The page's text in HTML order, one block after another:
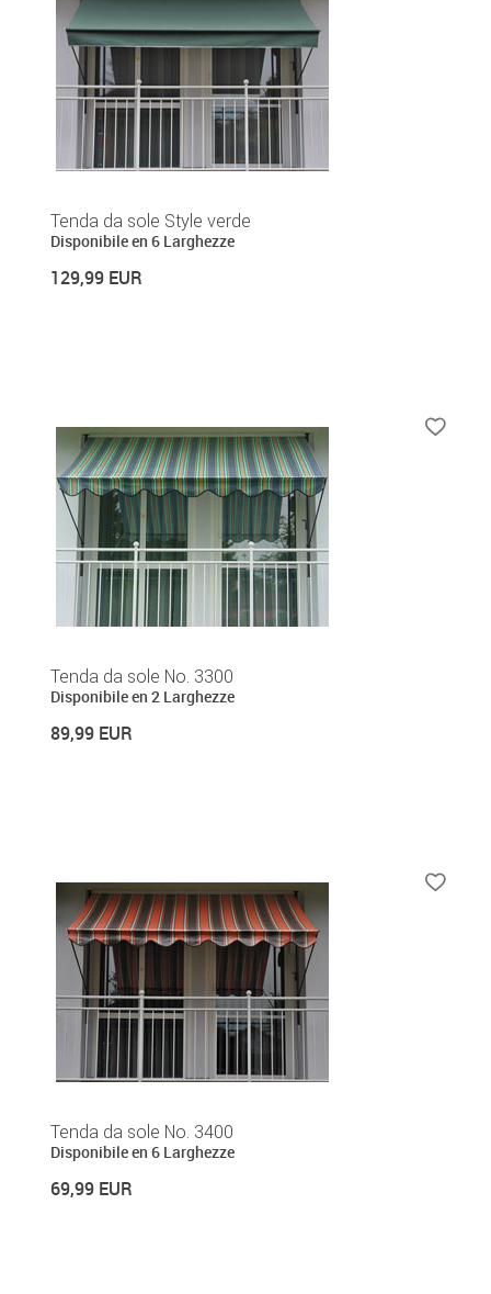
Tenda da sole Style verde
Disponibile en 6 Larghezze
129,99 EUR
Tenda da sole No. 3300
Disponibile en 2 Larghezze
89,99 EUR
Tenda da sole No. 3400
Disponibile en 6 Larghezze
69,99 EUR